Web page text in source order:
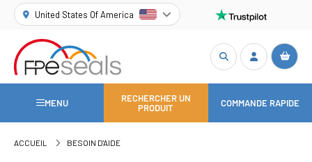
United States Of America
MENU
RECHERCHER UN
PRODUIT
COMMANDE RAPIDE
ACCUEIL BESOIN D'AIDE